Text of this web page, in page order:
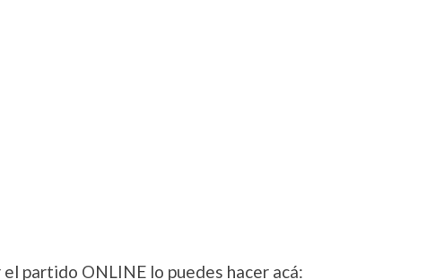
partido ONLINE lo puedes hacer acá: